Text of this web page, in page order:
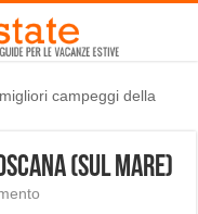
migliori campeggi della
(sul mare)